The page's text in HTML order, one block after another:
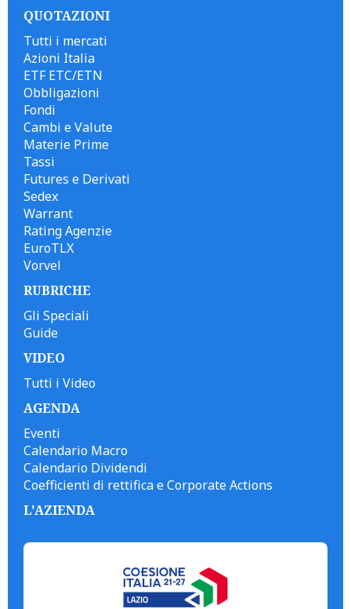
QUOTAZIONI
Tutti i mercati
Azioni Italia
ETF ETC/ETN
Obbligazioni
Fondi
Cambi e Valute
Materie Prime
Tassi
Futures e Derivati
Sedex
Warrant
Rating Agenzie
EuroTLX
Vorvel
RUBRICHE
Gli Speciali
Guide
VIDEO
Tutti i Video
AGENDA
Eventi
Calendario Macro
Calendario Dividendi
Coefficienti di rettifica e Corporate Actions
L'AZIENDA